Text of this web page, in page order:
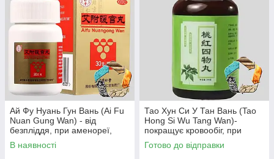
Ай Фу Нуань Гун Вань (Ai Fu
Nuan Gung Wan) - від
безпліддя, при аменореї,
загрозі викидня
В наявності
Тао Хун Си У Тан Вань (Tao
Hong Si Wu Tang Wan)-
покращує кровообіг, при
інсульті, головних болях
Готово до відправки